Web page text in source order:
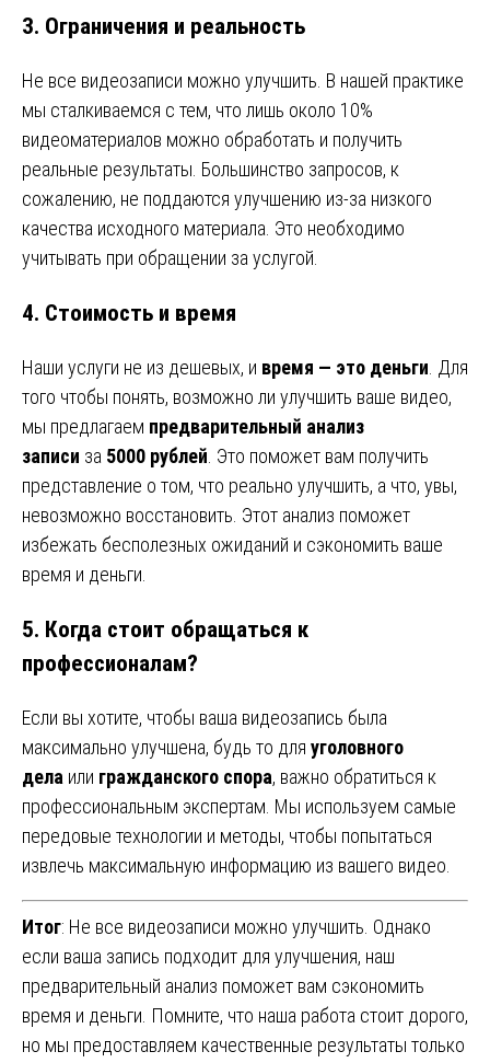
3. Ограничения и реальность
Не все видеозаписи можно улучшить. В нашей практике
мы сталкиваемся с тем, что лишь около 10%
видеоматериалов можно обработать и получить
реальные результаты. Большинство запросов, к
сожалению, не поддаются улучшению из-за низкого
качества исходного материала. Это необходимо
учитывать при обращении за услугой.
4. Стоимость и время
Наши услуги не из дешевых, и время — это деньги. Для
того чтобы понять, возможно ли улучшить ваше видео,
мы предлагаем предварительный анализ
записи за 5000 рублей. Это поможет вам получить
представление о том, что реально улучшить, а что, увы,
невозможно восстановить. Этот анализ поможет
избежать бесполезных ожиданий и сэкономить ваше
время и деньги.
5. Когда стоит обращаться к
профессионалам?
Если вы хотите, чтобы ваша видеозапись была
максимально улучшена, будь то для уголовного
дела или гражданского спора, важно обратиться к
профессиональным экспертам. Мы используем самые
передовые технологии и методы, чтобы попытаться
извлечь максимальную информацию из вашего видео.
Итог: Не все видеозаписи можно улучшить. Однако
если ваша запись подходит для улучшения, наш
предварительный анализ поможет вам сэкономить
время и деньги. Помните, что наша работа стоит дорого,
но мы предоставляем качественные результаты только